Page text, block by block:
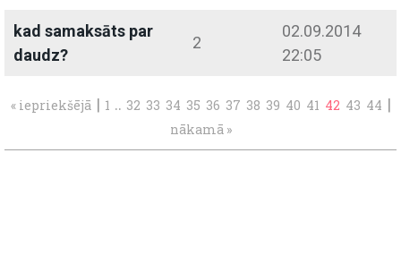
kad samaksāts par
daudz?
2
02.09.2014
22:05
« iepriekšējā | 1 .. 32 33 34 35 36 37 38 39 40 41 42 43 44 |
nākamā »